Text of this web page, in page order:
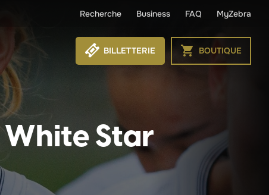
Recherche Business FAQ MyZebra
BILLETTERIE BOUTIQUE
Star